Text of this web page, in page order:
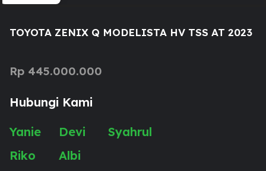
TOYOTA ZENIX Q MODELISTA HV TSS AT 2023
Rp 445.000.000
Hubungi Kami
Yanie
Devi
Syahrul
Riko
Albi